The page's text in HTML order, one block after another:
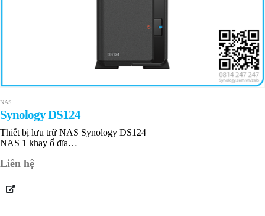
NAS
Synology DS124
Thiết bị lưu trữ NAS Synology DS124
NAS 1 khay ổ đĩa
1 GB DDR4 non-ECC
Liên hệ